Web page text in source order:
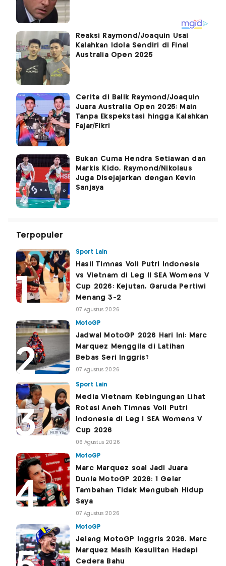
Reaksi Raymond/Joaquin Usai
Kalahkan Idola Sendiri di Final
Australia Open 2025
Cerita di Balik Raymond/Joaquin
Juara Australia Open 2025: Main
Tanpa Ekspekstasi hingga Kalahkan
Fajar/Fikri
Bukan Cuma Hendra Setiawan dan
Markis Kido, Raymond/Nikolaus
Juga Disejajarkan dengan Kevin
Sanjaya
Terpopuler
Sport Lain
Hasil Timnas Voli Putri Indonesia
vs Vietnam di Leg II SEA Womens V
Cup 2026: Kejutan, Garuda Pertiwi
Menang 3-2
07 Agustus 2026
MotoGP
Jadwal MotoGP 2026 Hari Ini: Marc
Marquez Menggila di Latihan
Bebas Seri Inggris?
07 Agustus 2026
Sport Lain
Media Vietnam Kebingungan Lihat
Rotasi Aneh Timnas Voli Putri
Indonesia di Leg I SEA Womens V
Cup 2026
06 Agustus 2026
MotoGP
Marc Marquez soal Jadi Juara
Dunia MotoGP 2026: 1 Gelar
Tambahan Tidak Mengubah Hidup
Saya
07 Agustus 2026
MotoGP
Jelang MotoGP Inggris 2026, Marc
Marquez Masih Kesulitan Hadapi
Cedera Bahu